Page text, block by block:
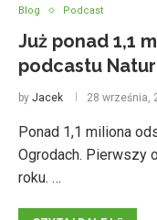
Blog Podcast
Już ponad 1,1
podcastu
by Jacek 28 września,
Ponad 1,1 miliona
Ogrodach. Pierwszy
roku. …